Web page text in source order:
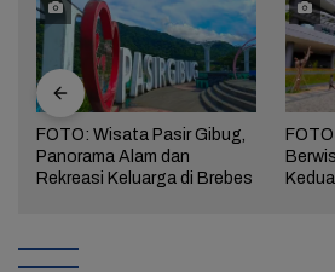
FOTO: Wisata Pasir Gibug,
Panorama Alam dan
Rekreasi Keluarga di Brebes